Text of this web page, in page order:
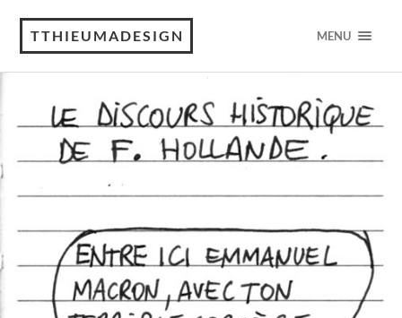
TTHIEUMADESIGN MENU